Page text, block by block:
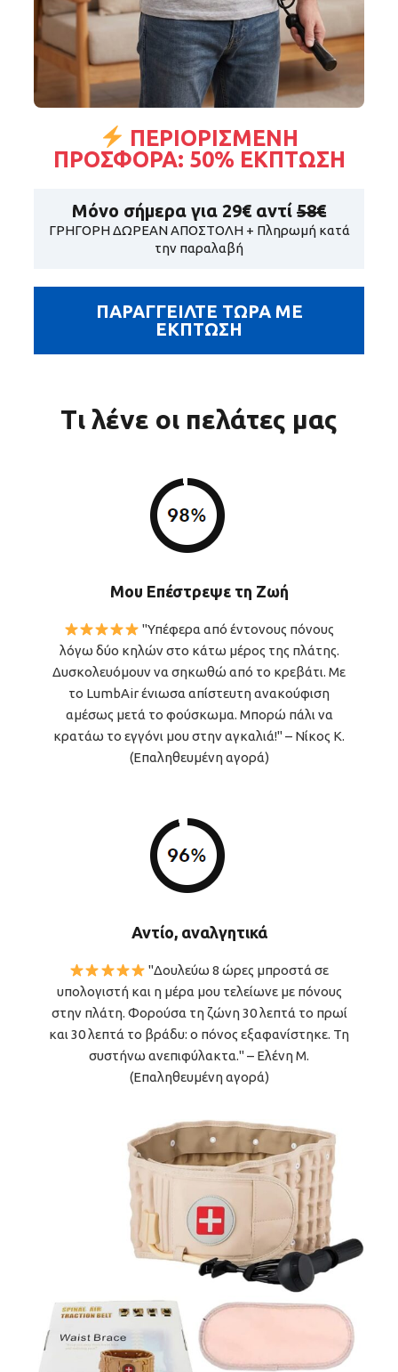
ΠΕΡΙΟΡΙΣΜΕΝΗ
ΠΡΟΣΦΟΡΑ: 50% ΕΚΠΤΩΣΗ
Μόνο σήμερα για 29€αντί 58€
ΓΡΗΓΟΡΗ ΔΩΡΕΑΝ ΑΠΟΣΤΟΛΗ + Πληρωμή κατά
την παραλαβή
ΠΑΡΑΓΓΕΙΛΤΕ ΤΩΡΑ ΜΕ
ΕΚΠΤΩΣΗ
Τι λένε οι πελάτες μας
Μου Επέστρεψε τη Ζωή
"Υπέφερα από έντονους πόνους
λόγω δύο κηλών στο κάτω μέρος της πλάτης.
Δυσκολευόμουν να σηκωθώ από το κρεβάτι. Με
το LumbAir ένιωσα απίστευτη ανακούφιση
αμέσως μετά το φούσκωμα. Μπορώ πάλι να
κρατάω το εγγόνι μου στην αγκαλιά!" – Νίκος Κ.
(Επαληθευμένη αγορά)
Αντίο, αναλγητικά
"Δουλεύω 8 ώρες μπροστά σε
υπολογιστή και η μέρα μου τελείωνε με πόνους
στην πλάτη. Φορούσα τη ζώνη 30 λεπτά το πρωί
και 30 λεπτά το βράδυ: ο πόνος εξαφανίστηκε. Τη
συστήνω ανεπιφύλακτα." – Ελένη Μ.
(Επαληθευμένη αγορά)